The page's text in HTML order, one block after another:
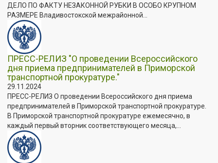
ДЕЛО ПО ФАКТУ НЕЗАКОННОЙ РУБКИ В ОСОБО КРУПНОМ
РАЗМЕРЕ Владивостокской межрайонной...
ПРЕСС-РЕЛИЗ "О проведении Всероссийского
дня приема предпринимателей в Приморской
транспортной прокуратуре."
29.11.2024
ПРЕСС-РЕЛИЗ О проведении Всероссийского дня приема
предпринимателей в Приморской транспортной прокуратуре.
В Приморской транспортной прокуратуре ежемесячно, в
каждый первый вторник соответствующего месяца,...